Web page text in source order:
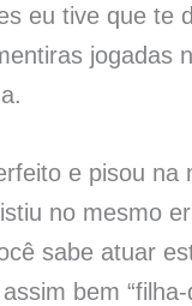
eu tive que te
jogadas
e pisou na
no mesmo
sabe atuar
bem